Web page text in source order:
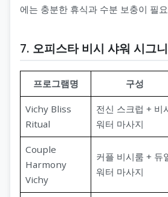
에는 충분한 휴식과 수분 보충이 필
7. 오피스타 비시 샤워 시그
프로그램명 구성
Vichy Bliss
Ritual
전신 스크럽 + 비
워터 마사지
Couple
Harmony
Vichy
커플 비시룸 + 듀
워터 마사지